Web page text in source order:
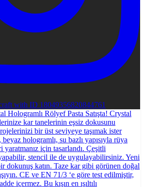
with ID 18049356820844761